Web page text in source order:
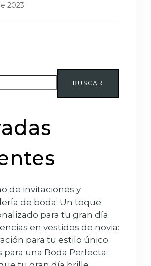
2023
BUSCAR
de invitaciones y
de boda: Un toque
para tu gran día
en vestidos de novia:
para tu estilo único
para una Boda Perfecta: